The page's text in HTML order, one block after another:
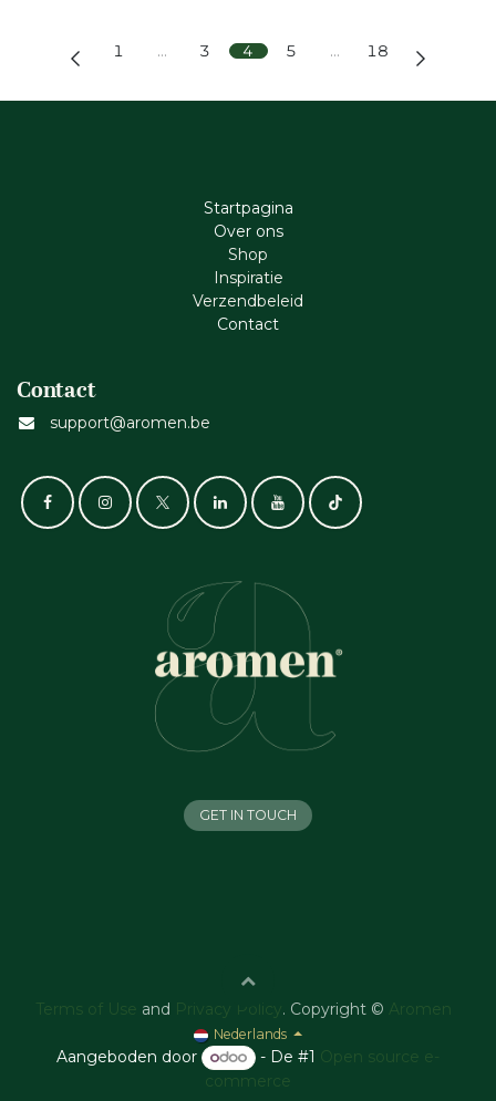
1 … 3 4 5 … 18
Startpagina
Ove​r​ ons
Shop
Inspiratie
Verzendbeleid
Cont​act
Contact
support@aromen.be
GET IN TOUCH
Terms of Use and Privacy Policy . Copyright © Aromen
Nederlands
Aangeboden door - De #1 Open source e-
commerce